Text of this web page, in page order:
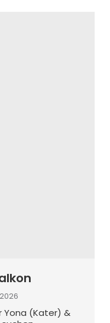
Yona (Kater) &